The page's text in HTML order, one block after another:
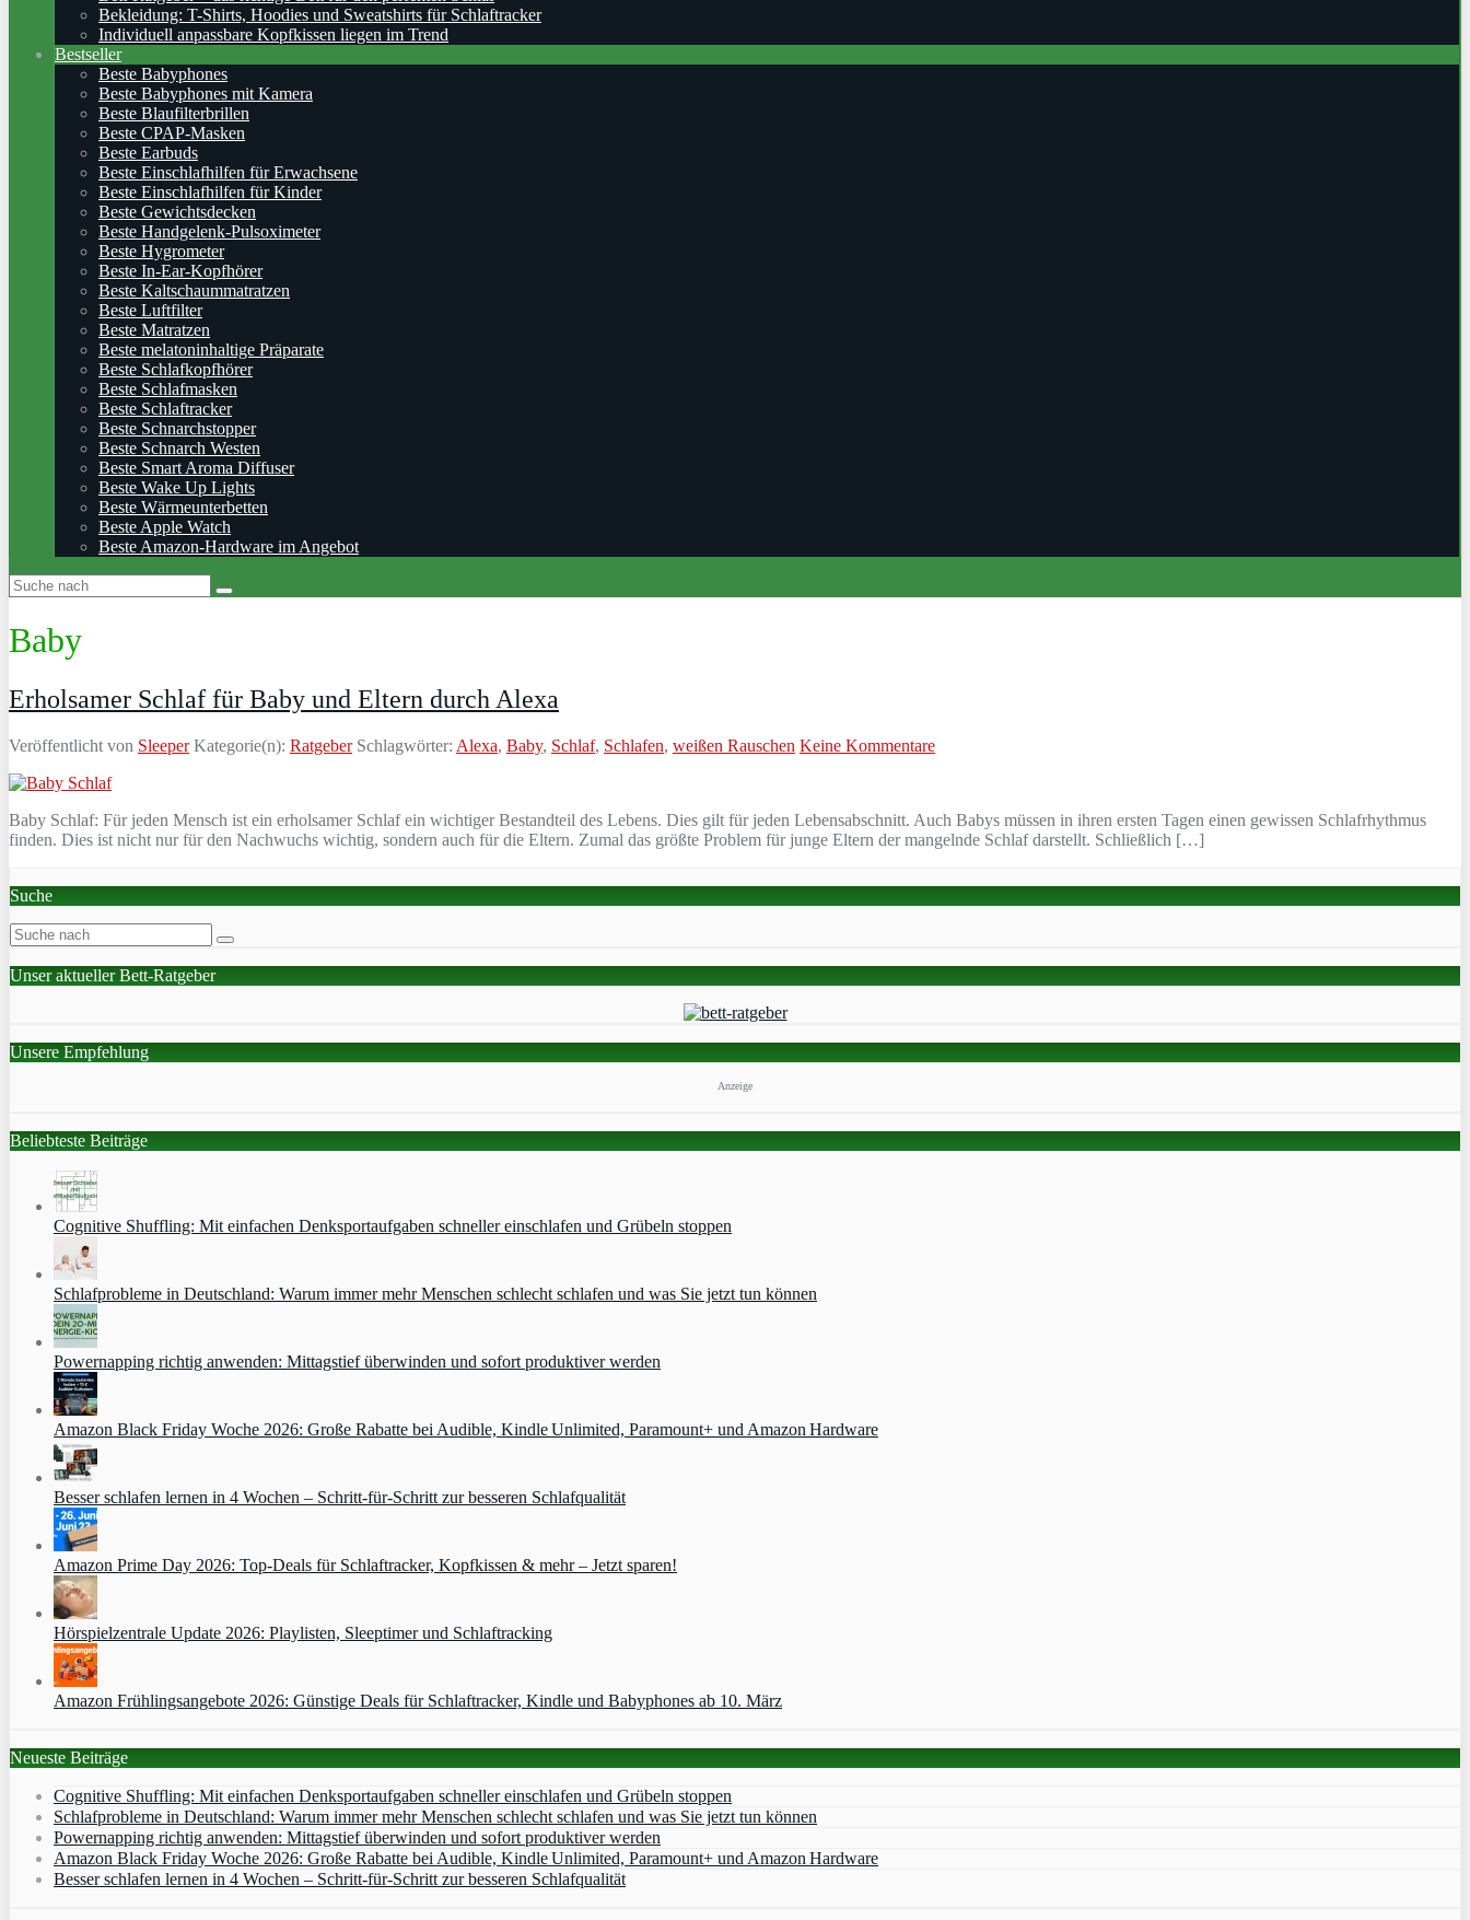
Bekleidung: T-Shirts, Hoodies und Sweatshirts für Schlaftracker
Individuell anpassbare Kopfkissen liegen im Trend
Bestseller
Beste Babyphones
Beste Babyphones mit Kamera
Beste Blaufilterbrillen
Beste CPAP-Masken
Beste Earbuds
Beste Einschlafhilfen für Erwachsene
Beste Einschlafhilfen für Kinder
Beste Gewichtsdecken
Beste Handgelenk-Pulsoximeter
Beste Hygrometer
Beste In-Ear-Kopfhörer
Beste Kaltschaummatratzen
Beste Luftfilter
Beste Matratzen
Beste melatoninhaltige Präparate
Beste Schlafkopfhörer
Beste Schlafmasken
Beste Schlaftracker
Beste Schnarchstopper
Beste Schnarch Westen
Beste Smart Aroma Diffuser
Beste Wake Up Lights
Beste Wärmeunterbetten
Beste Apple Watch
Beste Amazon-Hardware im Angebot
Baby
Erholsamer Schlaf für Baby und Eltern durch Alexa
Veröffentlicht von Sleeper Kategorie(n): RatgeberSchlagwörter: Alexa, Baby, Schlaf, Schlafen, weißen Rauschen Keine Kommentare
Baby Schlaf: Für jeden Mensch ist ein erholsamer Schlaf ein wichtiger Bestandteil des Lebens. Dies gilt für jeden Lebensabschnitt. Auch Babys müssen in ihren ersten Tagen einen gewissen Schlafrhythmus
finden. Dies ist nicht nur für den Nachwuchs wichtig, sondern auch für die Eltern. Zumal das größte Problem für junge Eltern der mangelnde Schlaf darstellt. Schließlich […]
Suche
Unser aktueller Bett-Ratgeber
Unsere Empfehlung
Anzeige
Beliebteste Beiträge
Cognitive Shuffling: Mit einfachen Denksportaufgaben schneller einschlafen und Grübeln stoppen
Schlafprobleme in Deutschland: Warum immer mehr Menschen schlecht schlafen und was Sie jetzt tun können
Powernapping richtig anwenden: Mittagstief überwinden und sofort produktiver werden
Amazon Black Friday Woche 2026: Große Rabatte bei Audible, Kindle Unlimited, Paramount+ und Amazon Hardware
Besser schlafen lernen in 4 Wochen – Schritt‑für‑Schritt zur besseren Schlafqualität
Amazon Prime Day 2026: Top-Deals für Schlaftracker, Kopfkissen & mehr – Jetzt sparen!
Hörspielzentrale Update 2026: Playlisten, Sleeptimer und Schlaftracking
Amazon Frühlingsangebote 2026: Günstige Deals für Schlaftracker, Kindle und Babyphones ab 10. März
Neueste Beiträge
Cognitive Shuffling: Mit einfachen Denksportaufgaben schneller einschlafen und Grübeln stoppen
Schlafprobleme in Deutschland: Warum immer mehr Menschen schlecht schlafen und was Sie jetzt tun können
Powernapping richtig anwenden: Mittagstief überwinden und sofort produktiver werden
Amazon Black Friday Woche 2026: Große Rabatte bei Audible, Kindle Unlimited, Paramount+ und Amazon Hardware
Besser schlafen lernen in 4 Wochen – Schritt‑für‑Schritt zur besseren Schlafqualität